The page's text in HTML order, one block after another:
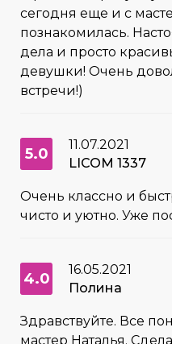
сегодня еще и с
познакомилась.
дела и просто
девушки! Очень
встречи!)
5.0
11.07.2021
LICOM 1337
Очень классно и
чисто и уютно. Уже
4.0
16.05.2021
Полина
Здравствуйте. Все
мастер Наталья.